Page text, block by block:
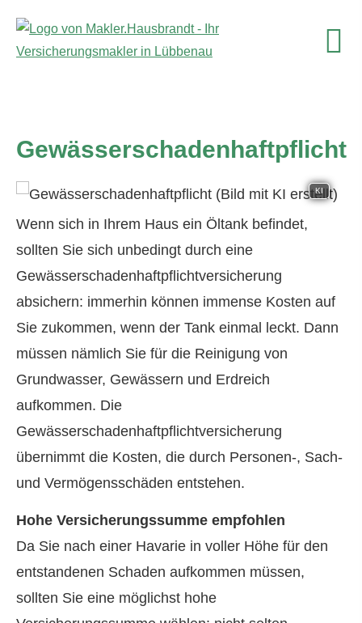
Gewässerschadenhaftpflicht
KI
Wenn sich in Ihrem Haus ein Öltank befindet,
sollten Sie sich unbedingt durch eine
Gewässerschadenhaftpflichtversicherung
absichern: immerhin können immense Kosten auf
Sie zukommen, wenn der Tank einmal leckt. Dann
müssen nämlich Sie für die Reinigung von
Grundwasser, Gewässern und Erdreich
aufkommen. Die
Gewässerschadenhaftpflichtversicherung
übernimmt die Kosten, die durch Per­sonen-, Sach-
und Vermögensschäden entstehen.
Hohe Versicherungssumme empfohlen
Da Sie nach einer Havarie in voller Höhe für den
entstandenen Schaden aufkommen müssen,
sollten Sie eine möglichst hohe